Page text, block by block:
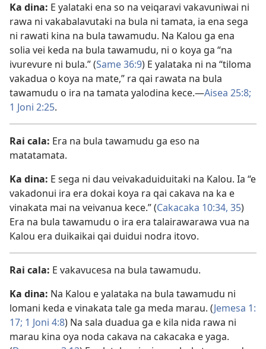
Ka dina: E yalataki ena so na veiqaravi vakavuniwai ni
rawa ni vakabalavutaki na bula ni tamata, ia ena sega
ni rawati kina na bula tawamudu. Na Kalou ga ena
solia vei keda na bula tawamudu, ni o koya ga “na
ivurevure ni bula.” (Same 36:9) E yalataka ni na “tiloma
vakadua o koya na mate,” ra qai rawata na bula
tawamudu o ira na tamata yalodina kece.​—Aisea 25:8;
1 Joni 2:​25.
Rai cala: Era na bula tawamudu ga eso na
matatamata.
Ka dina: E sega ni dau veivakaduiduitaki na Kalou. Ia “e
vakadonui ira era dokai koya ra qai cakava na ka e
vinakata mai na veivanua kece.” (Cakacaka 10:34, 35)
Era na bula tawamudu o ira era talairawarawa vua na
Kalou era duikaikai qai duidui nodra itovo.
Rai cala: E vakavucesa na bula tawamudu.
Ka dina: Na Kalou e yalataka na bula tawamudu ni
lomani keda e vinakata tale ga meda marau. (Jemesa 1:​
17; 1 Joni 4:8) Na sala duadua ga e kila nida rawa ni
marau kina oya noda cakava na cakacaka e yaga.